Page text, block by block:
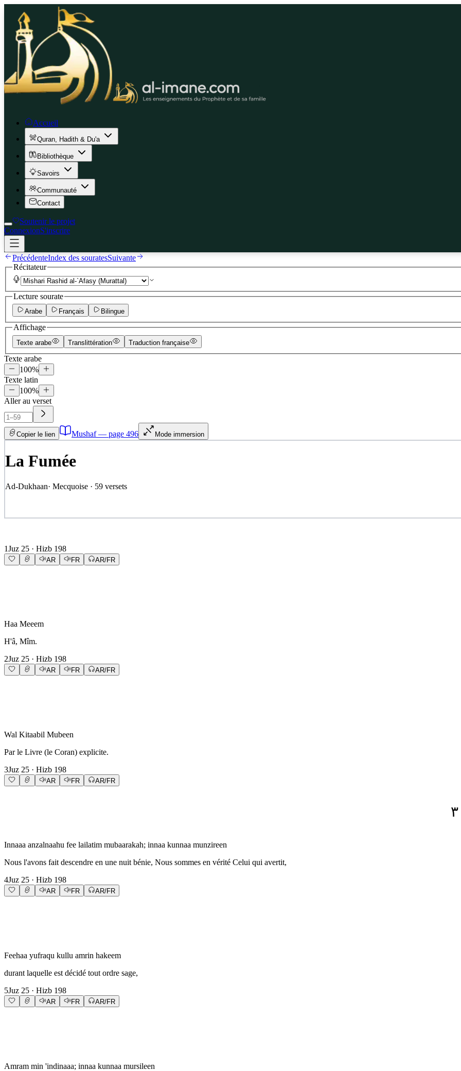
Accueil
Quran, Hadith & Du'a
Bibliothèque
Savoirs
Communauté
Contact
Soutenir le projet
ConnexionS'inscrire
PrécédenteIndex des souratesSuivante
Récitateur
Lecture sourate
Arabe Français Bilingue
Affichage
Texte arabe Translittération Traduction française
Texte arabe
100%
Texte latin
100%
Aller au verset
Copier le lien Mushaf — page 496 Mode immersion
La Fumée
Ad-Dukhaan· Mecquoise · 59 versets
1Juz 25 · Hizb 198
AR FR AR/FR
Haa Meeem
H'â, Mîm.
2Juz 25 · Hizb 198
AR FR AR/FR
Wal Kitaabil Mubeen
Par le Livre (le Coran) explicite.
3Juz 25 · Hizb 198
AR FR AR/FR
٣
Innaaa anzalnaahu fee lailatim mubaarakah; innaa kunnaa munzireen
Nous l'avons fait descendre en une nuit bénie, Nous sommes en vérité Celui qui avertit,
4Juz 25 · Hizb 198
AR FR AR/FR
Feehaa yufraqu kullu amrin hakeem
durant laquelle est décidé tout ordre sage,
5Juz 25 · Hizb 198
AR FR AR/FR
Amram min 'indinaaa; innaa kunnaa mursileen